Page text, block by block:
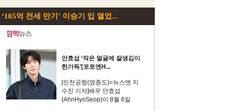
‘105억 전세 만기’ 이승기 입 열었...
안효섭 ‘작은 얼굴에 잘생김이
한가득’[포토엔H...
[인천공항(영종도)=뉴스엔 지
수진 기자]배우 안효섭
(AhnHyoSeop)이 8월 6일